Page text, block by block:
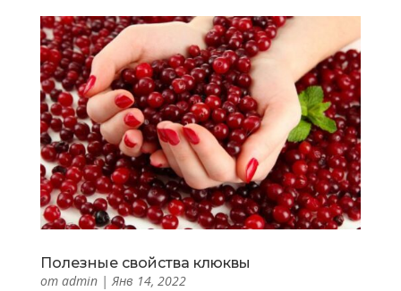
Полезные свойства клюквы
от admin|Янв 14, 2022